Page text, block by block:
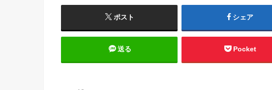
ポスト シェア
送る Pocket